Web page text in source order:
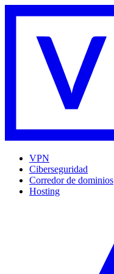
VPN
Ciberseguridad
Corredor de dominios
Hosting